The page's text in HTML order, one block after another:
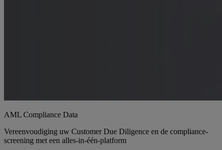
AML Compliance Data
Vereenvoudiging uw Customer Due Diligence en de compliance-
screening met een alles-in-één-platform